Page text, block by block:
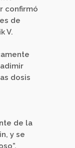
confirmó
de
V.
dosis
de la
y se